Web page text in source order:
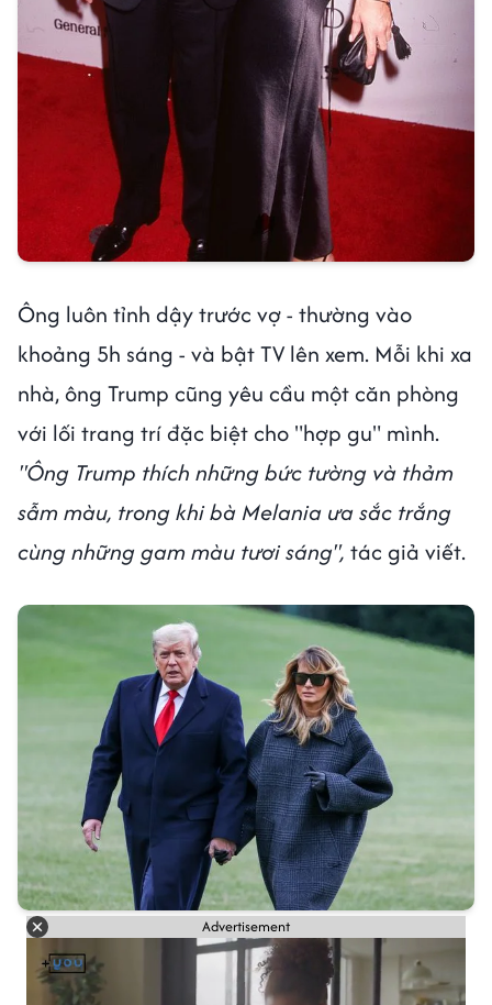
Ông luôn tỉnh dậy trước vợ - thường vào
khoảng 5h sáng - và bật TV lên xem. Mỗi khi xa
nhà, ông Trump cũng yêu cầu một căn phòng
với lối trang trí đặc biệt cho "hợp gu" mình.
"Ông Trump thích những bức tường và thảm
sẫm màu, trong khi bà Melania ưa sắc trắng
cùng những gam màu tươi sáng", tác giả viết.
Advertisement